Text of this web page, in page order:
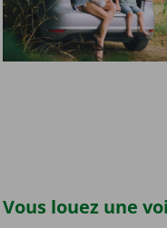
Vous louez une